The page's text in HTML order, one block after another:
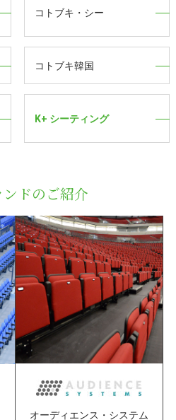
コトブキ・シー
コトブキ韓国
K+ シーティング
ドのご紹介
オーディエンス・システム